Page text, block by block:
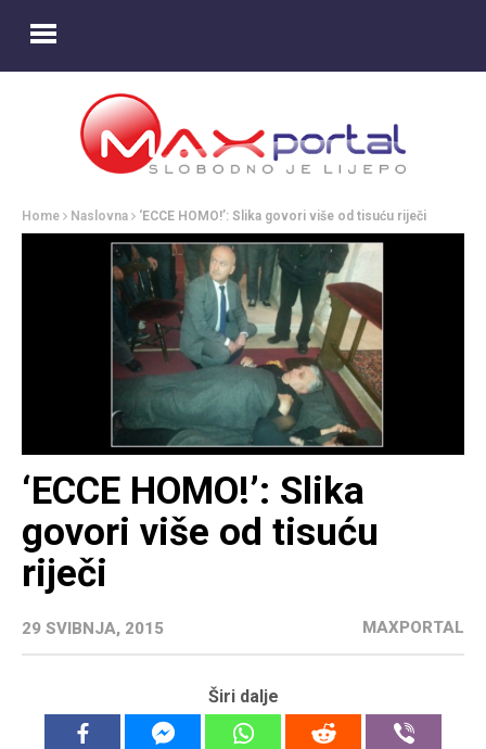
Home Naslovna ‘ECCE HOMO!’: Slika govori više od tisuću riječi
‘ECCE HOMO!’: Slika
govori više od tisuću
riječi
29 SVIBNJA, 2015 MAXPORTAL
Širi dalje